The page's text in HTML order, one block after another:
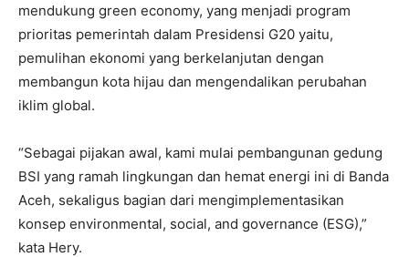
mendukung green economy, yang menjadi program
prioritas pemerintah dalam Presidensi G20 yaitu,
pemulihan ekonomi yang berkelanjutan dengan
membangun kota hijau dan mengendalikan perubahan
iklim global.
“Sebagai pijakan awal, kami mulai pembangunan gedung
BSI yang ramah lingkungan dan hemat energi ini di Banda
Aceh, sekaligus bagian dari mengimplementasikan
konsep environmental, social, and governance (ESG),”
kata Hery.